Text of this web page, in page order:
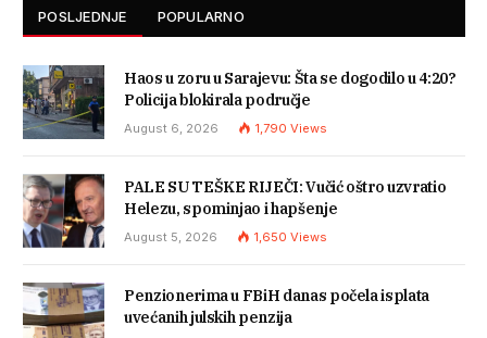
POSLJEDNJE POPULARNO
Haos u zoru u Sarajevu: Šta se dogodilo u 4:20?
Policija blokirala područje
August 6, 2026 1,790 Views
PALE SU TEŠKE RIJEČI: Vučić oštro uzvratio
Helezu, spominjao i hapšenje
August 5, 2026 1,650 Views
Penzionerima u FBiH danas počela isplata
uvećanih julskih penzija